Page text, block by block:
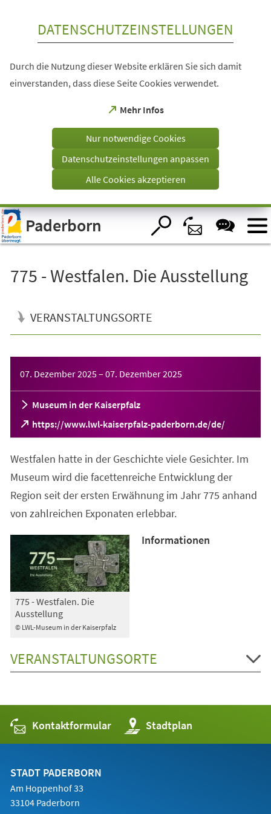
Visuelle
Assistenzsoftware
öffnen.
DATENSCHUTZEINSTELLUNGEN
Durch die Nutzung dieser Website erklären Sie sich damit
einverstanden, dass diese Seite Cookies verwendet.
Mehr Infos
(Öffnet
einem
Tab)
Nur notwendige Cookies
Datenschutzeinstellungen anpassen
Alle Cookies akzeptieren
Paderborn
775 - Westfalen. Die Ausstellung
VERANSTALTUNGSORTE
07. Dezember 2025– 07. Dezember 2025
Museum in der Kaiserpfalz
https://www.lwl-kaiserpfalz-paderborn.de/de/
(Öffnet
in
neuen
Westfalen hatte in der Geschichte viele Gesichter. Im
Museum wird die facettenreiche Entwicklung der
Region seit der ersten Erwähnung im Jahr 775 anhand
von zahlreichen Exponaten erlebbar.
© LWL-Museum in der Kaiserpfalz
775 - Westfalen. Die
Ausstellung
Informationen
VERANSTALTUNGSORTE
Kontaktformular Stadtplan
(Öffnet
in
einem
STADT PADERBORN
Am Hoppenhof 33
33104 Paderborn